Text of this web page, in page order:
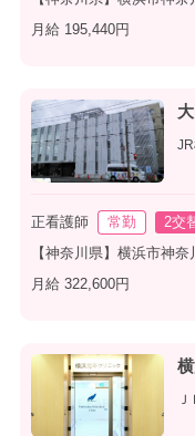
月給 195,440円
正看護師 常勤 2交
【神奈川県】横浜市神奈
月給 322,600円